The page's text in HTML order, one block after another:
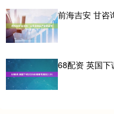
前海吉安 甘咨
68配资 英国